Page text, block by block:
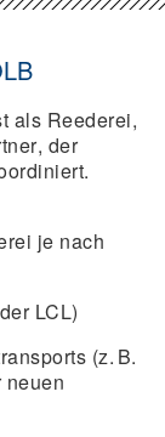
als Reederei,
, der
je nach
LCL)
(z. B.
neuen